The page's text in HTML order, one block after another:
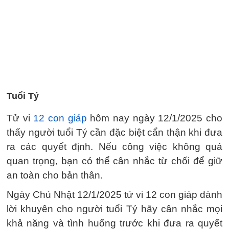
Tuổi Tý
Tử vi 12 con giáp hôm nay ngày 12/1/2025 cho
thấy người tuổi Tý cần đặc biệt cẩn thận khi đưa
ra các quyết định. Nếu công việc không quá
quan trọng, bạn có thể cân nhắc từ chối để giữ
an toàn cho bản thân.
Ngày Chủ Nhật 12/1/2025 tử vi 12 con giáp dành
lời khuyên cho người tuổi Tý hãy cân nhắc mọi
khả năng và tình huống trước khi đưa ra quyết